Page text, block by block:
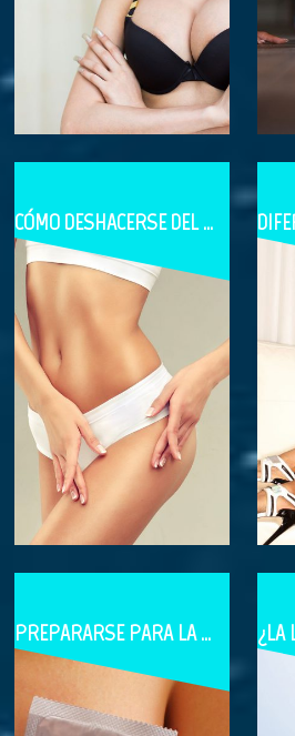
CÓMO DESHACERSE DEL ESTÓMAGO POST-EMBARAZO
PREPARARSE PARA LA CIRUGÍA DE REDUCCIÓN DE SENOS